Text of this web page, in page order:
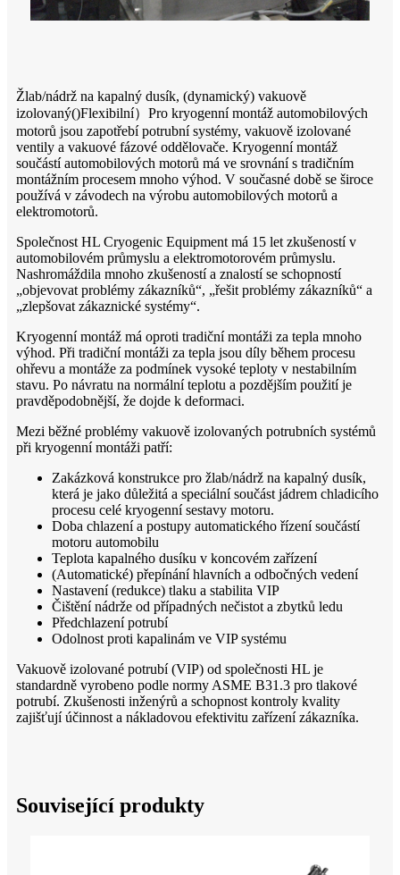
Žlab/nádrž na kapalný dusík, (dynamický) vakuově
izolovaný()Flexibilní） Pro kryogenní montáž automobilových
motorů jsou zapotřebí potrubní systémy, vakuově izolované
ventily a vakuové fázové oddělovače. Kryogenní montáž
součástí automobilových motorů má ve srovnání s tradičním
montážním procesem mnoho výhod. V současné době se široce
používá v závodech na výrobu automobilových motorů a
elektromotorů.
Společnost HL Cryogenic Equipment má 15 let zkušeností v
automobilovém průmyslu a elektromotorovém průmyslu.
Nashromáždila mnoho zkušeností a znalostí se schopností
„objevovat problémy zákazníků“, „řešit problémy zákazníků“ a
„zlepšovat zákaznické systémy“.
Kryogenní montáž má oproti tradiční montáži za tepla mnoho
výhod. Při tradiční montáži za tepla jsou díly během procesu
ohřevu a montáže za podmínek vysoké teploty v nestabilním
stavu. Po návratu na normální teplotu a pozdějším použití je
pravděpodobnější, že dojde k deformaci.
Mezi běžné problémy vakuově izolovaných potrubních systémů
při kryogenní montáži patří:
Zakázková konstrukce pro žlab/nádrž na kapalný dusík,
která je jako důležitá a speciální součást jádrem chladicího
procesu celé kryogenní sestavy motoru.
Doba chlazení a postupy automatického řízení součástí
motoru automobilu
Teplota kapalného dusíku v koncovém zařízení
(Automatické) přepínání hlavních a odbočných vedení
Nastavení (redukce) tlaku a stabilita VIP
Čištění nádrže od případných nečistot a zbytků ledu
Předchlazení potrubí
Odolnost proti kapalinám ve VIP systému
Vakuově izolované potrubí (VIP) od společnosti HL je
standardně vyrobeno podle normy ASME B31.3 pro tlakové
potrubí. Zkušenosti inženýrů a schopnost kontroly kvality
zajišťují účinnost a nákladovou efektivitu zařízení zákazníka.
Související produkty